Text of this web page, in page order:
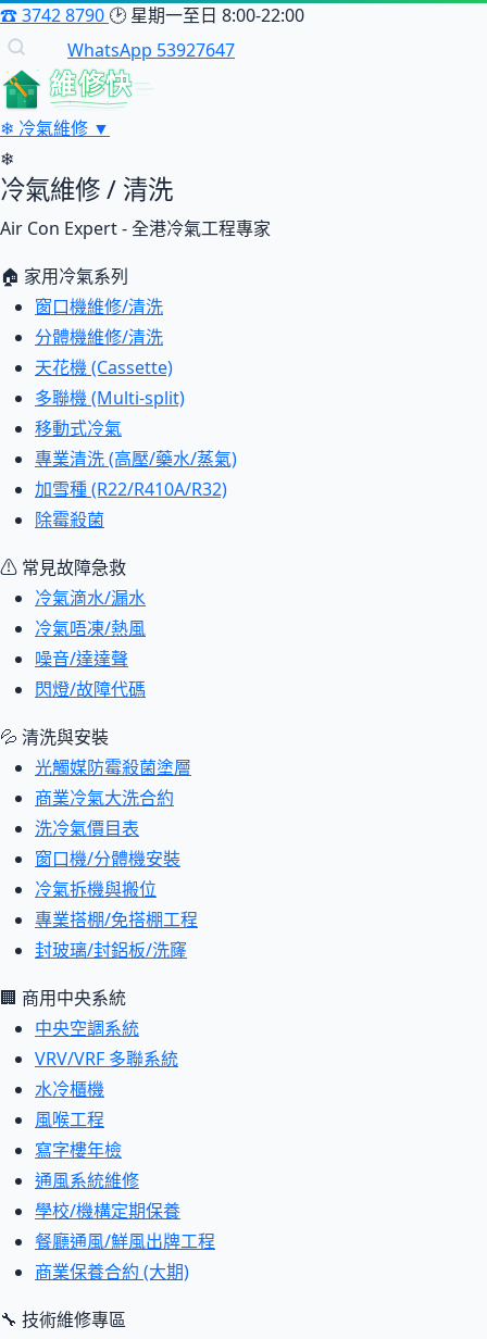
☎3742 8790 🕑 星期一至日 8:00-22:00
WhatsApp 53927647
維修快
❄ 冷氣維修 ▼
❄
冷氣維修 / 清洗
Air Con Expert - 全港冷氣工程專家
🏠 家用冷氣系列
窗口機維修/清洗
分體機維修/清洗
天花機 (Cassette)
多聯機 (Multi-split)
移動式冷氣
專業清洗 (高壓/藥水/蒸氣)
加雪種 (R22/R410A/R32)
除霉殺菌
⚠ 常見故障急救
冷氣滴水/漏水
冷氣唔凍/熱風
噪音/達達聲
閃燈/故障代碼
💦 清洗與安裝
光觸媒防霉殺菌塗層
商業冷氣大洗合約
洗冷氣價目表
窗口機/分體機安裝
冷氣拆機與搬位
專業搭棚/免搭棚工程
封玻璃/封鋁板/洗窿
🏢 商用中央系統
中央空調系統
VRV/VRF 多聯系統
水冷櫃機
風喉工程
寫字樓年檢
通風系統維修
學校/機構定期保養
餐廳通風/鮮風出牌工程
商業保養合約 (大期)
🔧 技術維修專區